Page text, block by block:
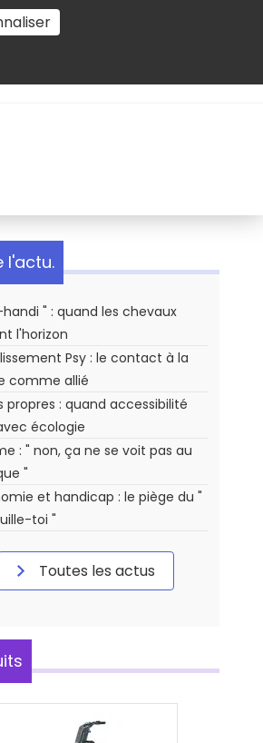
l'actu.
handi " : quand les chevaux
l'horizon
Psy : le contact à la
comme allié
propres : quand accessibilité
écologie
: " non, ça ne se voit pas au
"
et handicap : le piège du "
toi "
Toutes les actus